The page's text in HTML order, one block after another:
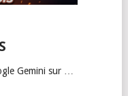
Gemini sur …